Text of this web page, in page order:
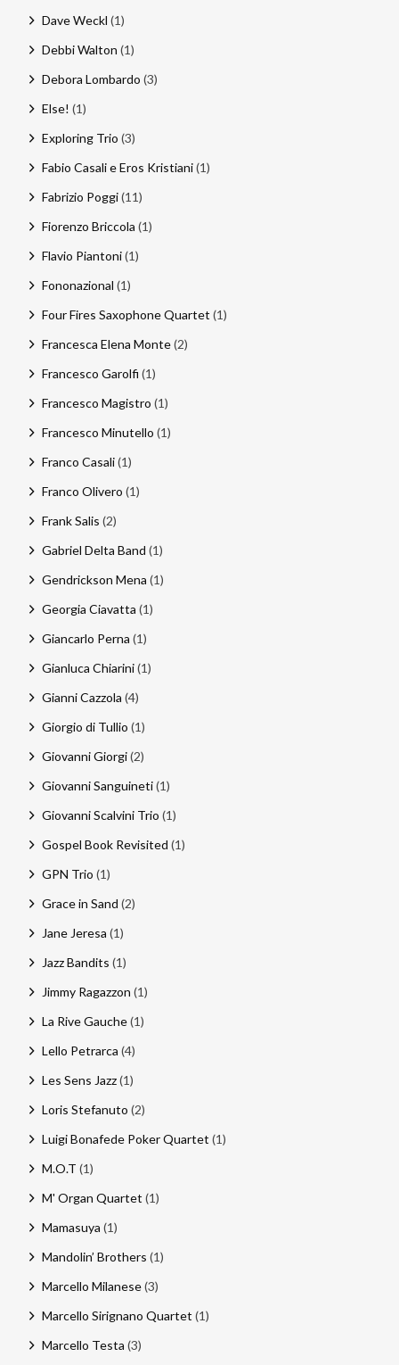
Dave Weckl (1)
Debbi Walton (1)
Debora Lombardo (3)
Else! (1)
Exploring Trio (3)
Fabio Casali e Eros Kristiani(1)
Fabrizio Poggi(11)
Fiorenzo Briccola (1)
Flavio Piantoni(1)
Fononazional (1)
Four Fires Saxophone Quartet (1)
Francesca Elena Monte(2)
Francesco Garolfi (1)
Francesco Magistro (1)
Francesco Minutello (1)
Franco Casali(1)
Franco Olivero (1)
Frank Salis (2)
Gabriel Delta Band (1)
Gendrickson Mena (1)
Georgia Ciavatta (1)
Giancarlo Perna (1)
Gianluca Chiarini(1)
Gianni Cazzola (4)
Giorgio di Tullio (1)
Giovanni Giorgi(2)
Giovanni Sanguineti(1)
Giovanni Scalvini Trio (1)
Gospel Book Revisited (1)
GPN Trio (1)
Grace in Sand (2)
Jane Jeresa (1)
Jazz Bandits (1)
Jimmy Ragazzon (1)
La Rive Gauche(1)
Lello Petrarca (4)
Les Sens Jazz(1)
Loris Stefanuto (2)
Luigi Bonafede Poker Quartet (1)
M.O.T (1)
M' Organ Quartet (1)
Mamasuya (1)
Mandolin’ Brothers (1)
Marcello Milanese(3)
Marcello Sirignano Quartet (1)
Marcello Testa (3)